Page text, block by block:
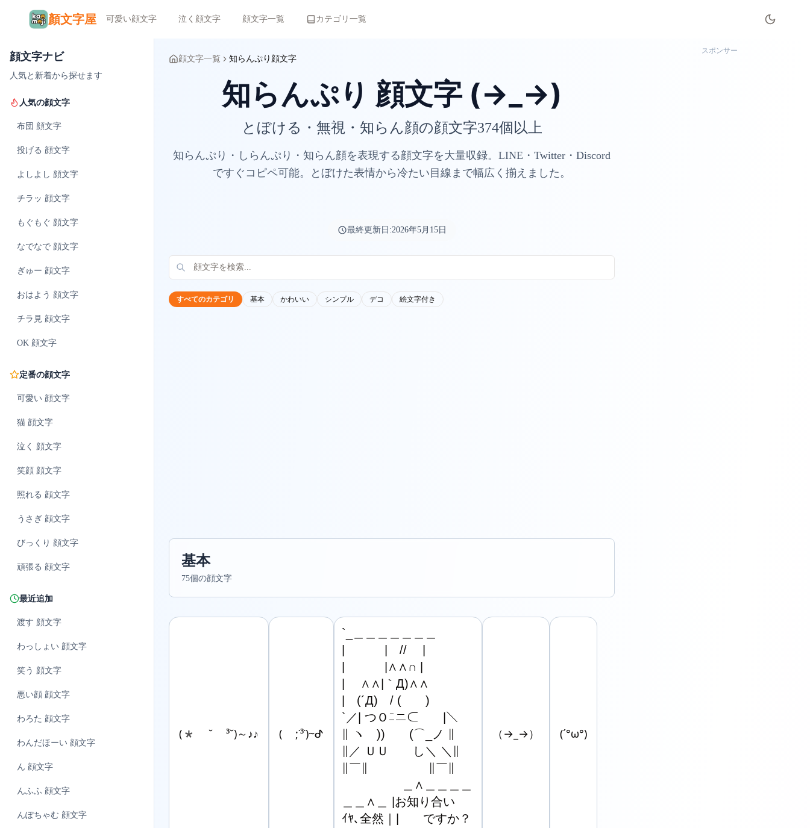
顏文字屋 可愛い顔文字 泣く顔文字 顔文字一覧 カテゴリ一覧
顔文字ナビ
人気と新着から探せます
人気の顔文字
布団 顔文字
投げる 顔文字
よしよし 顔文字
チラッ 顔文字
もぐもぐ 顔文字
なでなで 顔文字
ぎゅー 顔文字
おはよう 顔文字
チラ見 顔文字
OK 顔文字
定番の顔文字
可愛い 顔文字
猫 顔文字
泣く 顔文字
笑顔 顔文字
照れる 顔文字
うさぎ 顔文字
びっくり 顔文字
頑張る 顔文字
最近追加
渡す 顔文字
わっしょい 顔文字
笑う 顔文字
悪い顔 顔文字
わろた 顔文字
わんだほーい 顔文字
ん 顔文字
んふふ 顔文字
んぽちゃむ 顔文字
顔文字一覧 知らんぷり顔文字
知らんぷり 顔文字 (→_→)
とぼける・無視・知らん顔の顔文字374個以上
知らんぷり・しらんぷり・知らん顔を表現する顔文字を大量収録。LINE・Twitter・Discord
ですぐコピペ可能。とぼけた表情から冷たい目線まで幅広く揃えました。
最終更新日:2026年5月15日
すべてのカテゴリ 基本 かわいい シンプル デコ 絵文字付き
基本
75個の顔文字
(* ˘ ³˘)～♪♪ ( ;˙³˙)~ᕷ
`_＿＿＿＿＿＿＿
|　　　 |　//　 |
|　　　 |∧∧∩ |
|　 ∧∧|｀Д)∧∧
|　(´Д)　/ (　　)
`／| つＯﾆニ⊂　　|＼
∥ ヽ　))　　(⌒_ノ ∥
∥／ ＵＵ　　し＼ ＼∥
∥￣∥　　　　　∥￣∥
＿∧＿＿＿＿
＿＿∧＿ |お知り合い
ｲﾔ､全然｜|　　ですか？
（→_→） (´°ω°)
スポンサー